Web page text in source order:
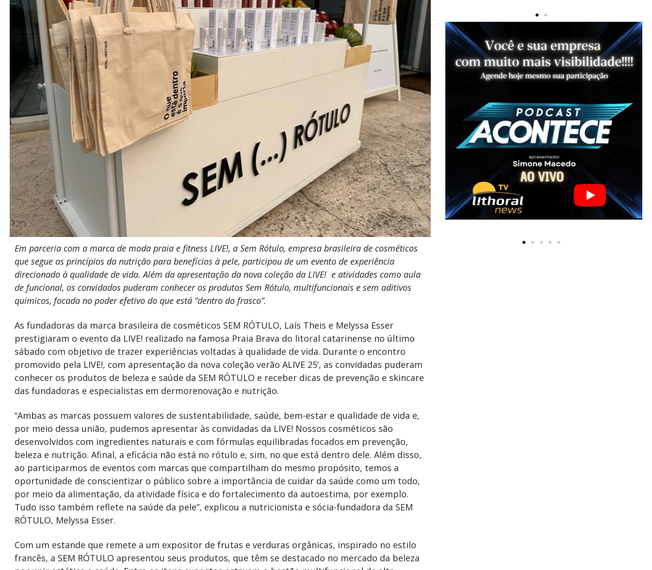
Em parceria com a marca de moda praia e fitness LIVE!, a Sem Rótulo, empresa brasileira de cosméticos
que segue os princípios da nutrição para benefícios à pele, participou de um evento de experiência
direcionado à qualidade de vida. Além da apresentação da nova coleção da LIVE! e atividades como aula
de funcional, os convidados puderam conhecer os produtos Sem Rótulo, multifuncionais e sem aditivos
químicos, focada no poder efetivo do que está “dentro do frasco”.
As fundadoras da marca brasileira de cosméticos SEM RÓTULO, Laís Theis e Melyssa Esser
prestigiaram o evento da LIVE! realizado na famosa Praia Brava do litoral catarinense no último
sábado com objetivo de trazer experiências voltadas à qualidade de vida. Durante o encontro
promovido pela LIVE!, com apresentação da nova coleção verão ALIVE 25’, as convidadas puderam
conhecer os produtos de beleza e saúde da SEM RÓTULO e receber dicas de prevenção e skincare
das fundadoras e especialistas em dermorenovação e nutrição.
“Ambas as marcas possuem valores de sustentabilidade, saúde, bem-estar e qualidade de vida e,
por meio dessa união, pudemos apresentar às convidadas da LIVE! Nossos cosméticos são
desenvolvidos com ingredientes naturais e com fórmulas equilibradas focados em prevenção,
beleza e nutrição. Afinal, a eficácia não está no rótulo e, sim, no que está dentro dele. Além disso,
ao participarmos de eventos com marcas que compartilham do mesmo propósito, temos a
oportunidade de conscientizar o público sobre a importância de cuidar da saúde como um todo,
por meio da alimentação, da atividade física e do fortalecimento da autoestima, por exemplo.
Tudo isso também reflete na saúde da pele”, explicou a nutricionista e sócia-fundadora da SEM
RÓTULO, Melyssa Esser.
Com um estande que remete a um expositor de frutas e verduras orgânicas, inspirado no estilo
francês, a SEM RÓTULO apresentou seus produtos, que têm se destacado no mercado da beleza